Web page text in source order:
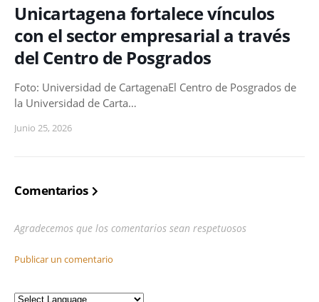
Unicartagena fortalece vínculos
con el sector empresarial a través
del Centro de Posgrados
Foto: Universidad de CartagenaEl Centro de Posgrados de
la Universidad de Carta…
Junio 25, 2026
Comentarios
Agradecemos que los comentarios sean respetuosos
Publicar un comentario